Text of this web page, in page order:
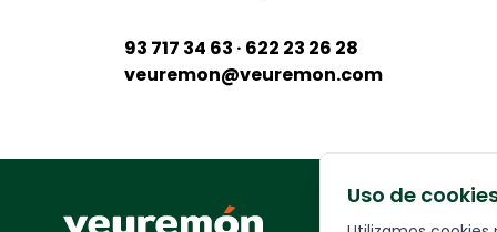
93 717 34 63 · 622 23 26 28
veuremon@veuremon.com
Your Company
Uso de